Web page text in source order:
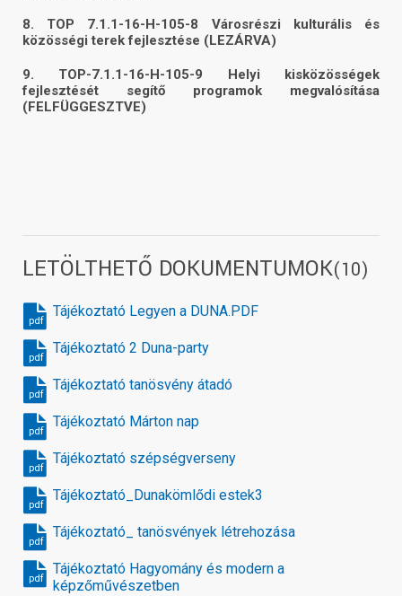
8. TOP 7.1.1-16-H-105-8 Városrészi kulturális és
közösségi terek fejlesztése (LEZÁRVA)
9. TOP-7.1.1-16-H-105-9
Helyi kisközösségek
fejlesztését segítő programok megvalósítása
(FELFÜGGESZTVE)
LETÖLTHETŐ DOKUMENTUMOK(10)
Tájékoztató Legyen a DUNA.PDF
pdf
Tájékoztató 2 Duna-party
pdf
Tájékoztató tanösvény átadó
pdf
Tájékoztató Márton nap
pdf
Tájékoztató szépségverseny
pdf
Tájékoztató_Dunakömlődi estek3
pdf
Tájékoztató_ tanösvények létrehozása
pdf
Tájékoztató Hagyomány és modern a
képzőművészetben
pdf